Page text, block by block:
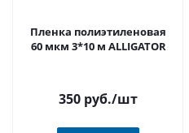
Пленка полиэтиленовая
60 мкм 3*10 м ALLIGATOR
350 руб./шт